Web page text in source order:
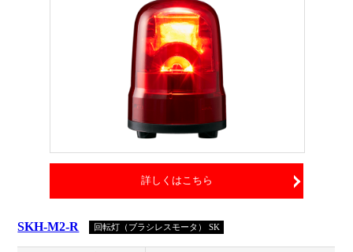
詳しくはこちら
SKH-M2-R 回転灯（ブラシレスモータ） SK